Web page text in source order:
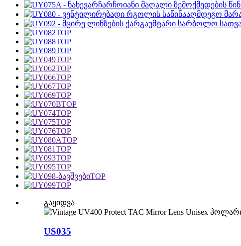
TOP
TOP
TOP
TOP
TOP
TOP
TOP
TOP
TOP
TOP
TOP
TOP
TOP
TOP
TOP
TOP
TOP
TOP
გაყიდვა
US035